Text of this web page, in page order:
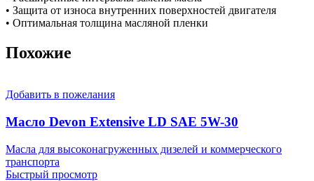
• Защита от износа внутренних поверхностей двигателя
• Оптимальная толщина масляной пленки
Похожие
Добавить в пожелания
Масло Devon Extensive LD SAE 5W-30
Масла для высоконагруженных дизелей и коммерческого
транспорта
Быстрый просмотр